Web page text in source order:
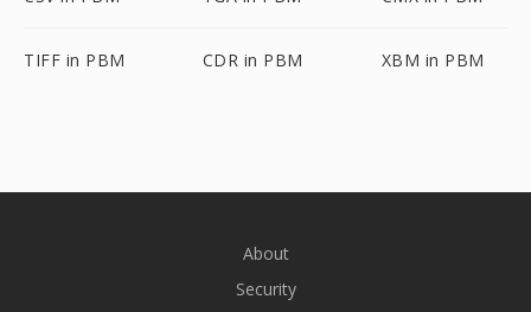
TIFF in PBM CDR in PBM XBM in PBM
About
Security